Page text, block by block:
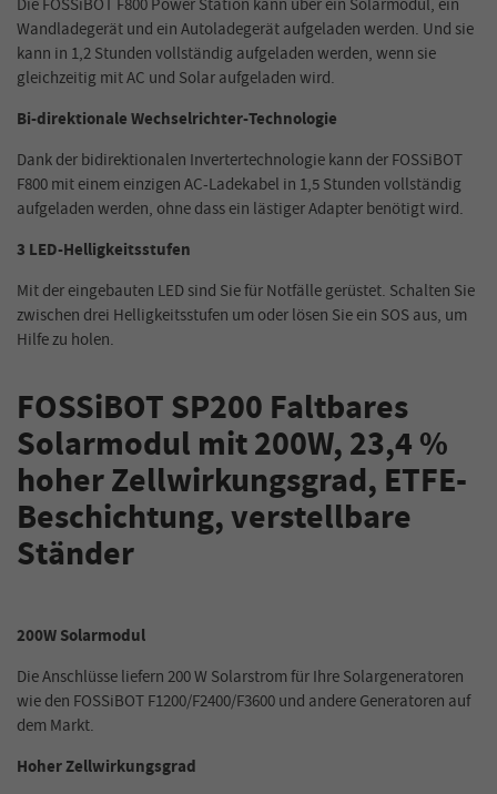
Die FOSSiBOT F800 Power Station kann über ein Solarmodul, ein
Wandladegerät und ein Autoladegerät aufgeladen werden. Und sie
kann in 1,2 Stunden vollständig aufgeladen werden, wenn sie
gleichzeitig mit AC und Solar aufgeladen wird.
Bi-direktionale Wechselrichter-Technologie
Dank der bidirektionalen Invertertechnologie kann der FOSSiBOT
F800 mit einem einzigen AC-Ladekabel in 1,5 Stunden vollständig
aufgeladen werden, ohne dass ein lästiger Adapter benötigt wird.
3 LED-Helligkeitsstufen
Mit der eingebauten LED sind Sie für Notfälle gerüstet. Schalten Sie
zwischen drei Helligkeitsstufen um oder lösen Sie ein SOS aus, um
Hilfe zu holen.
FOSSiBOT SP200 Faltbares
Solarmodul mit 200W, 23,4 %
hoher Zellwirkungsgrad, ETFE-
Beschichtung, verstellbare
Ständer
200WSolarmodul
Die Anschlüsse liefern 200 W Solarstrom für Ihre Solargeneratoren
wie den FOSSiBOT F1200/F2400/F3600 und andere Generatoren auf
dem Markt.
Hoher Zellwirkungsgrad